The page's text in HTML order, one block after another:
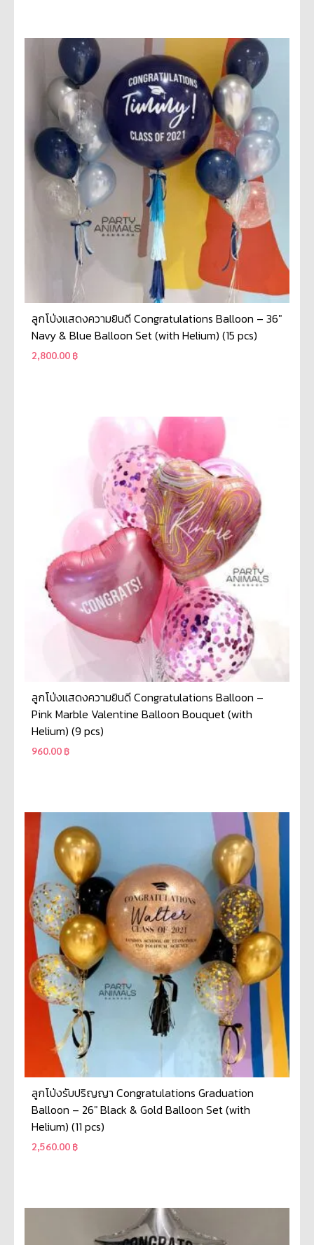
ลูกโป่งแสดงความยินดี Congratulations Balloon – 36″
Navy & Blue Balloon Set (with Helium) (15 pcs)
2,800.00 ฿
ลูกโป่งแสดงความยินดี Congratulations Balloon –
Pink Marble Valentine Balloon Bouquet (with
Helium) (9 pcs)
960.00 ฿
ลูกโป่งรับปริญญา Congratulations Graduation
Balloon – 26″ Black & Gold Balloon Set (with
Helium) (11 pcs)
2,560.00 ฿